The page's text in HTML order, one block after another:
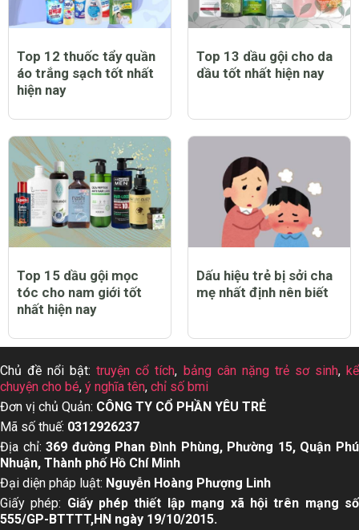
Top 12 thuốc tẩy quần
áo trắng sạch tốt nhất
hiện nay
Top 13 dầu gội cho da
dầu tốt nhất hiện nay
Top 15 dầu gội mọc
tóc cho nam giới tốt
nhất hiện nay
Dấu hiệu trẻ bị sởi cha
mẹ nhất định nên biết
Chủ đề nổi bật:truyện cổ tích, bảng cân nặng trẻ sơ sinh,kể
chuyện cho bé, ý nghĩa tên, chỉ số bmi
Đơn vị chủ Quản: CÔNG TY CỔ PHẦN YÊU TRẺ
Mã số thuế: 0312926237
Địa chỉ:369 đường Phan Đình Phùng, Phường 15, Quận Phú
Nhuận, Thành phố Hồ Chí Minh
Đại diện pháp luật: Nguyễn Hoàng Phượng Linh
Giấy phép: Giấy phép thiết lập mạng xã hội trên mạng số
555/GP-BTTTT,HN ngày 19/10/2015.